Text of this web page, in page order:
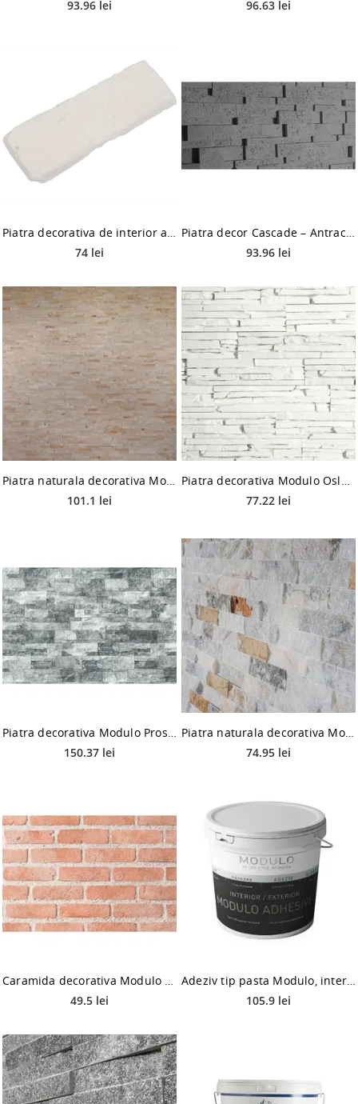
93.96 lei 96.63 lei
Piatra decorativa de interior alb Manhattan
74 lei
Piatra decor Cascade – Antracito, pentru perete
93.96 lei
Piatra naturala decorativa Modulo Natimur Cream Mix Polis, interior/exterior
101.1 lei
Piatra decorativa Modulo Oslo White interior, alb, 32,5 x 7,5 cm
77.22 lei
Piatra decorativa Modulo Prostack, gri/alb, interior/exterior
150.37 lei
Piatra naturala decorativa Modulo Natimur Rainbow Marble, interior/exterior
74.95 lei
49.5 lei
105.9 lei